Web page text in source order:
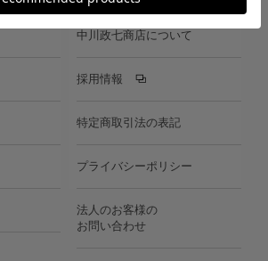
中川政七商店について
採用情報
特定商取引法の表記
プライバシーポリシー
法人のお客様の
お問い合わせ